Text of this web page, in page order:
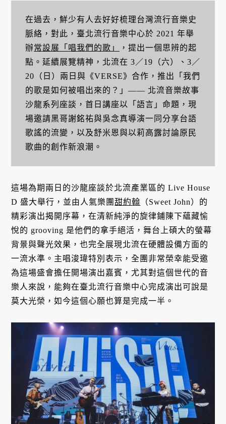
在過去，鮮少有人去好好梳理台灣流行音樂史
脈絡，對此，臺北流行音樂中心於 2021 年舉
辦常設展「唱我們的歌」
，提出一個思辨的起
點。延續展覽精神，北流在 3／19（六）、3／
20（日）兩日與《VERSE》合作，推出「我們
的歌是如何被唱出來的？」—— 北流音樂故事
沙龍系列座談，首日講座以「語言」命題，現
場邀請黑哥謝銘祐與吳念真導演一同分享台語
歌謠的流變，以及舒米恩與以莉高露討論原民
歌曲的創作新浪潮。
這場為期兩日的沙龍座談於北流產業區的 Live House
D 盛大舉行，並由人氣樂團甜約翰 （Sweet John）的
精彩演出揭開序幕，在清新純淨的旋律鋪陳下蘊藏愉
悅的 grooving 是他們的拿手絕活，舞台上碩大的螢幕
背景與聲光效果，也完全展現北流在硬體設備方面的
一流水準。主唱浚瑋特別表示，全團非常榮幸能受邀
為這場盛會擔任開場演出嘉賓，尤其對這個世代的音
樂人來說，能夠在臺北流行音樂中心完成演出可說是
莫大光榮，如今這個心願也算是完成一半。